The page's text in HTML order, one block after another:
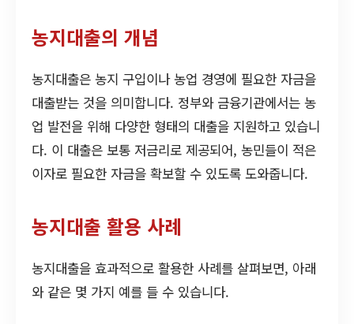
농지대출의 개념
농지대출은 농지 구입이나 농업 경영에 필요한 자금을
대출받는 것을 의미합니다. 정부와 금융기관에서는 농
업 발전을 위해 다양한 형태의 대출을 지원하고 있습니
다. 이 대출은 보통 저금리로 제공되어, 농민들이 적은
이자로 필요한 자금을 확보할 수 있도록 도와줍니다.
농지대출 활용 사례
농지대출을 효과적으로 활용한 사례를 살펴보면, 아래
와 같은 몇 가지 예를 들 수 있습니다.